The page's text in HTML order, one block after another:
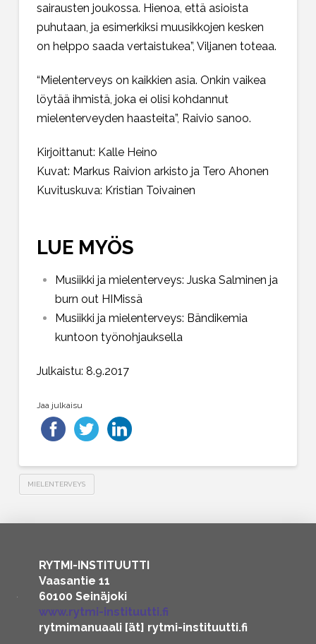
sairausten joukossa. Hienoa, että asioista
puhutaan, ja esimerkiksi muusikkojen kesken
on helppo saada vertaistukea”, Viljanen toteaa.
“Mielenterveys on kaikkien asia. Onkin vaikea
löytää ihmistä, joka ei olisi kohdannut
mielenterveyden haasteita”, Raivio sanoo.
Kirjoittanut: Kalle Heino
Kuvat: Markus Raivion arkisto ja Tero Ahonen
Kuvituskuva: Kristian Toivainen
LUE MYÖS
Musiikki ja mielenterveys: Juska Salminen ja
burn out HIMissä
Musiikki ja mielenterveys: Bändikemia
kuntoon työnohjauksella
Julkaistu: 8.9.2017
Jaa julkaisu
MIELENTERVEYS
RYTMI-INSTITUUTTI
Vaasantie 11
60100 Seinäjoki
www.rytmi-instituutti.fi
rytmimanuaali [ät] rytmi-instituutti.fi